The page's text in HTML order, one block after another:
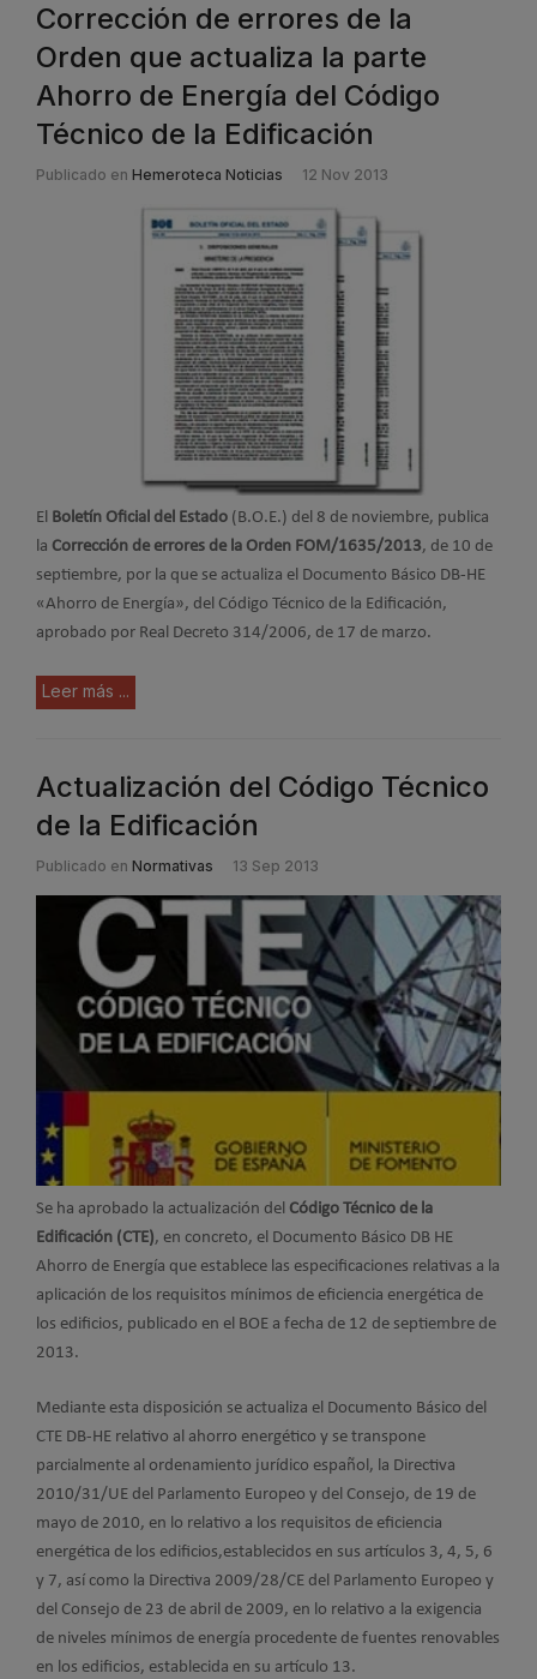
Corrección de errores de la
Orden que actualiza la parte
Ahorro de Energía del Código
Técnico de la Edificación
Publicado en Hemeroteca Noticias 12 Nov 2013
El Boletín Oficial del Estado (B.O.E.) del 8 de noviembre, publica
la Corrección de errores de la Orden FOM/1635/2013, de 10 de
septiembre, por la que se actualiza el Documento Básico DB-HE
«Ahorro de Energía», del Código Técnico de la Edificación,
aprobado por Real Decreto 314/2006, de 17 de marzo.
Leer más ...
Actualización del Código Técnico
de la Edificación
Publicado en Normativas 13 Sep 2013
Se ha aprobado la actualización del Código Técnico de la
Edificación (CTE), en concreto, el Documento Básico DB HE
Ahorro de Energía que establece las especificaciones relativas a la
aplicación de los requisitos mínimos de eficiencia energética de
los edificios, publicado en el BOE a fecha de 12 de septiembre de
2013.
Mediante esta disposición se actualiza el Documento Básico del
CTE DB-HE relativo al ahorro energético y se transpone
parcialmente al ordenamiento jurídico español, la Directiva
2010/31/UE del Parlamento Europeo y del Consejo, de 19 de
mayo de 2010, en lo relativo a los requisitos de eficiencia
energética de los edificios,establecidos en sus artículos 3, 4, 5, 6
y 7, así como la Directiva 2009/28/CE del Parlamento Europeo y
del Consejo de 23 de abril de 2009, en lo relativo a la exigencia
de niveles mínimos de energía procedente de fuentes renovables
en los edificios, establecida en su artículo 13.